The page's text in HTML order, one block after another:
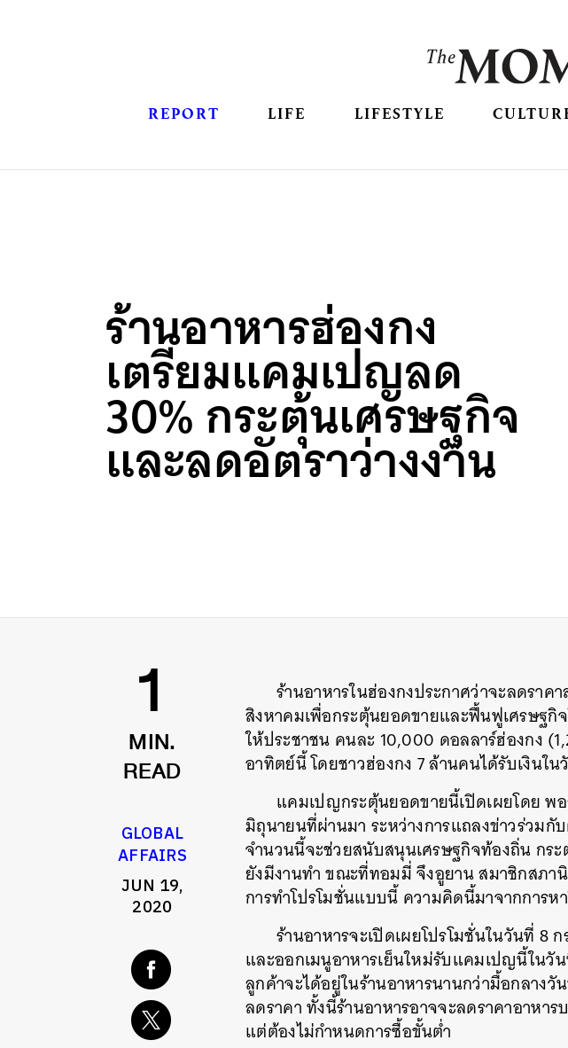
REPORT LIFE LIFESTYLE
ร้านอาหารฮ่องกง
เตรียมแคมเปญลด
30% กระตุ้นเศรษฐกิจ
และลดอัตราว่างงาน
1
MIN.
READ
GLOBAL
AFFAIRS
JUN 19,
2020
ร้านอาหารในฮ่องกงประกาศว่าจะลดรา
สิงหาคมเพื่อกระตุ้นยอดขายและฟื้นฟูเศรษฐกิ
ให้ประชาชน คนละ 10,000 ดอลลาร์ฮ่องกง
อาทิตย์นี้ โดยชาวฮ่องกง 7 ล้านคนได้รับเงินใ
แคมเปญกระตุ้นยอดขายนี้เปิดเผยโดย พ
มิถุนายนที่ผ่านมา ระหว่างการแถลงข่าวร่วม
จำนวนนี้จะช่วยสนับสนุนเศรษฐกิจท้องถิ่น กร
ยังมีงานทำ ขณะที่ทอมมี่ จึงอูยาน สมาชิกสภ
การทำโปรโมชั่นแบบนี้ ความคิดนี้มาจากการห
ร้านอาหารจะเปิดเผยโปรโมชั่นในวันที่ 8
และออกเมนูอาหารเย็นใหม่รับแคมเปญนี้ในวั
ลูกค้าจะได้อยู่ในร้านอาหารนานกว่ามื้อกลาง
ลดราคา ทั้งนี้ร้านอาหารอาจจะลดราคาอาหา
แต่ต้องไม่กำหนดการซื้อขั้นต่ำ